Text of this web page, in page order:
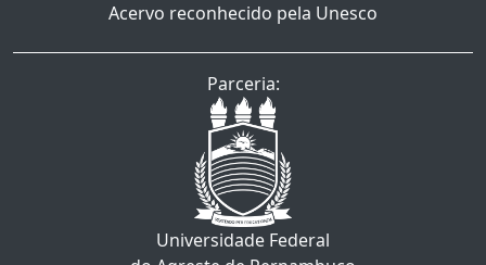
Acervo reconhecido pela Unesco
Parceria:
Universidade Federal